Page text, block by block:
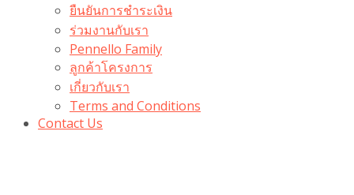
ยืนยันการชำระเงิน
ร่วมงานกับเรา
Pennello Family
ลูกค้าโครงการ
เกี่ยวกับเรา
Terms and Conditions
Contact Us